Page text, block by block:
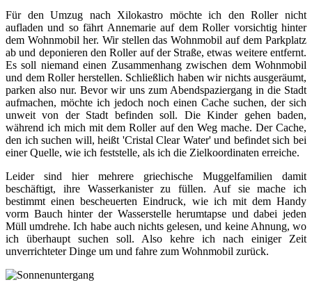
Für den Umzug nach Xilokastro möchte ich den Roller nicht
aufladen und so fährt Annemarie auf dem Roller vorsichtig hinter
dem Wohnmobil her. Wir stellen das Wohnmobil auf dem Parkplatz
ab und deponieren den Roller auf der Straße, etwas weitere entfernt.
Es soll niemand einen Zusammenhang zwischen dem Wohnmobil
und dem Roller herstellen. Schließlich haben wir nichts ausgeräumt,
parken also nur. Bevor wir uns zum Abendspaziergang in die Stadt
aufmachen, möchte ich jedoch noch einen Cache suchen, der sich
unweit von der Stadt befinden soll. Die Kinder gehen baden,
während ich mich mit dem Roller auf den Weg mache. Der Cache,
den ich suchen will, heißt 'Cristal Clear Water' und befindet sich bei
einer Quelle, wie ich feststelle, als ich die Zielkoordinaten erreiche.
Leider sind hier mehrere griechische Muggelfamilien damit
beschäftigt, ihre Wasserkanister zu füllen. Auf sie mache ich
bestimmt einen bescheuerten Eindruck, wie ich mit dem Handy
vorm Bauch hinter der Wasserstelle herumtapse und dabei jeden
Müll umdrehe. Ich habe auch nichts gelesen, und keine Ahnung, wo
ich überhaupt suchen soll. Also kehre ich nach einiger Zeit
unverrichteter Dinge um und fahre zum Wohnmobil zurück.